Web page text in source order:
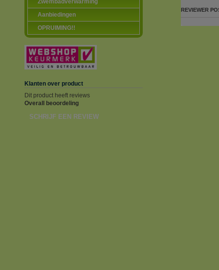
Zwembadverwarming
Aanbiedingen
OPRUIMING!!
Klanten over product
Dit product heeft reviews
Overall beoordeling
SCHRIJF EEN REVIEW
REVIEWER